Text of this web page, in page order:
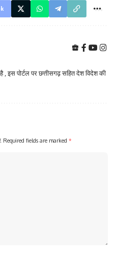
इस पोर्टल पर छत्तीसगढ़ सहित देश विदेश की
Required fields are marked *